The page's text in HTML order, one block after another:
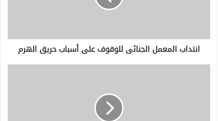
ر
ي
انتداب المعمل الجنائى للوقوف على أسباب حريق الهرم